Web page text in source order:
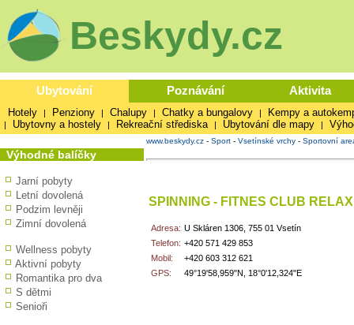
Beskydy.cz
Ubytování Poznávání Aktivita
Hotely | Penziony | Chalupy | Chatky a bungalovy | Kempy a
| Ubytovny a hostely | Rekreační střediska | Ubytování dle mapy |
Výhodné balíčky
Jarní pobyty
Letní dovolená
Podzim levněji
Zimní dovolená
Wellness pobyty
Aktivní pobyty
Romantika pro dva
S dětmi
Senioři
www.beskydy.cz - Sport - Vsetínské vrchy - Sportovní
SPINNING - FITNES CLUB
Adresa: U Skláren 1306, 755 01 Vsetín
Telefon: +420 571 429 853
Mobil:
+420 603 312 621
GPS:
49°19'58,959"N, 18°0'12,324"E